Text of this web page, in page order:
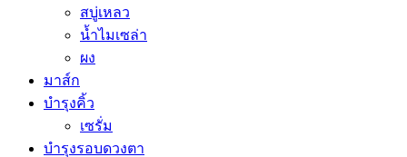
สบู่เหลว
น้ำไมเซล่า
ผง
มาส์ก
บำรุงคิ้ว
เซรั่ม
บำรุงรอบดวงตา